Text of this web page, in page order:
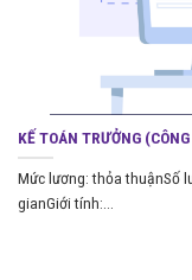
KẾ TOÁN TRƯỞNG
Mức lương: thỏa thuậnSố
gianGiới tính:...